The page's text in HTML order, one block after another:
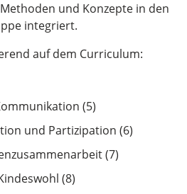
und Konzepte in den
integriert.
auf dem Curriculum:
(5)
und Partizipation (6)
(7)
(8)